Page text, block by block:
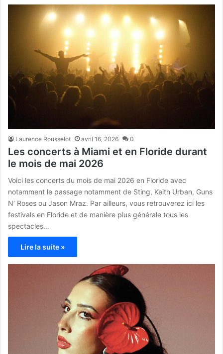
Laurence Rousselot avril 16, 2026 0
Les concerts à Miami et en Floride durant
le mois de mai 2026
Voici les concerts du mois de mai 2026 en Floride avec
notamment le passage notamment de Sting, Keith Urban, Guns
N’ Roses ou Jason Mraz. Par ailleurs, vous retrouverez ici les
festivals en Floride et de manière plus générale tous les
spectacles…
Lire la suite »